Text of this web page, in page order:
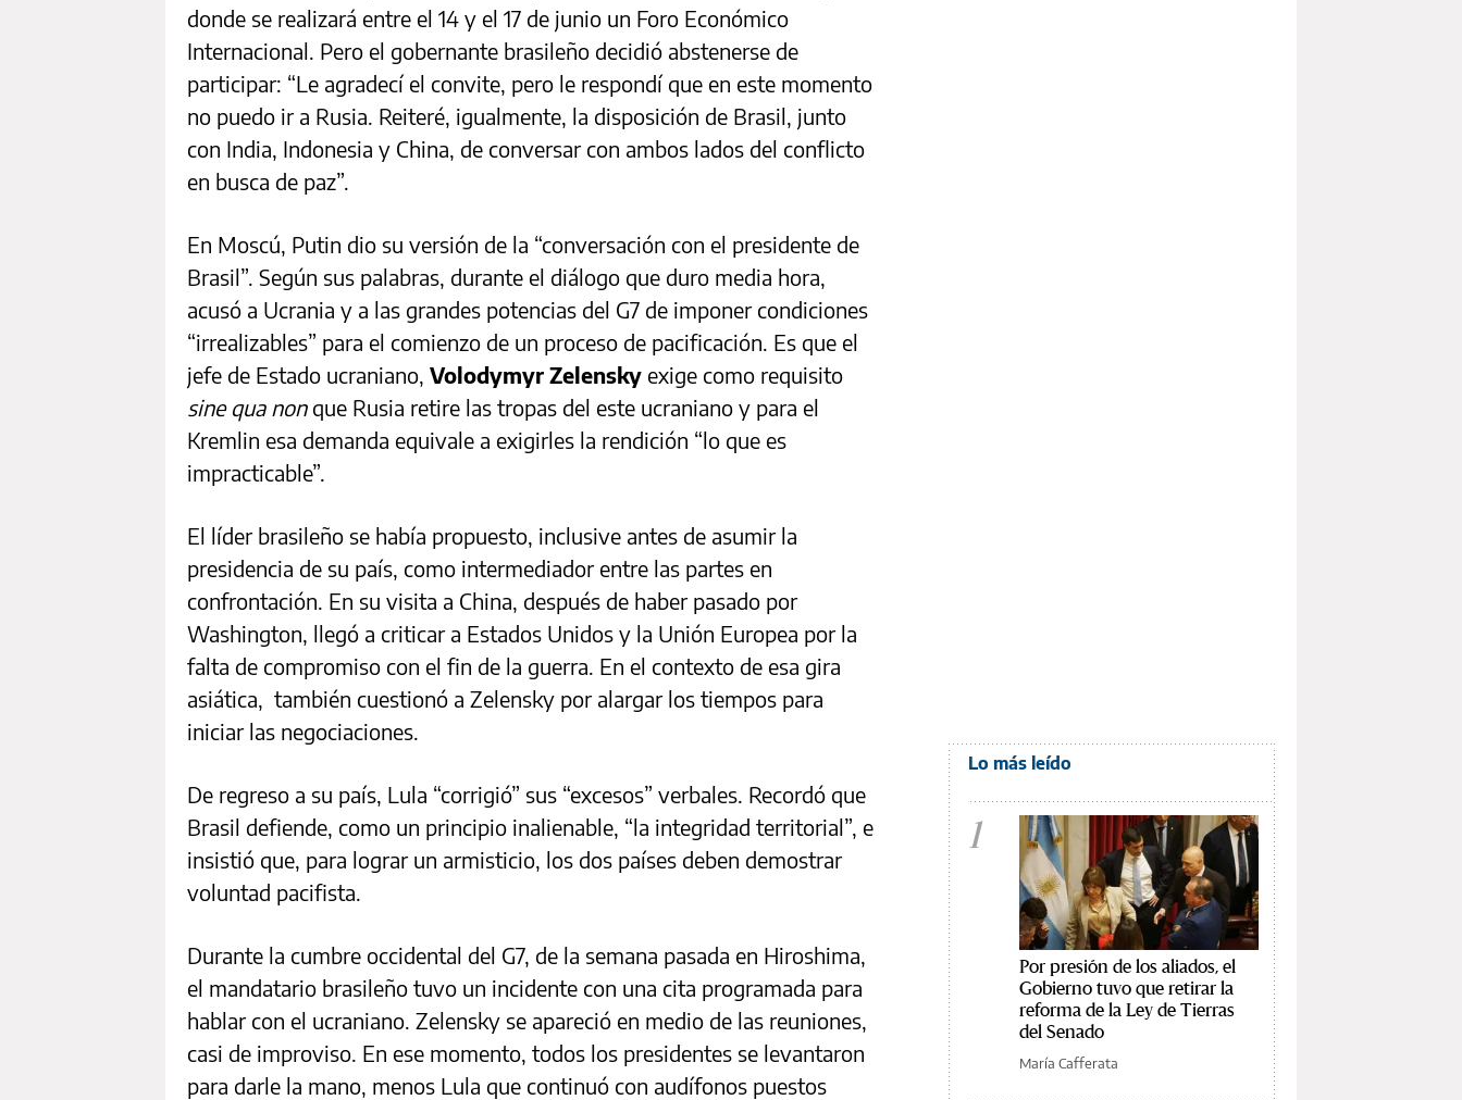
donde se realizará entre el 14 y el 17 de junio un Foro Económico
Internacional. Pero el gobernante brasileño decidió abstenerse de
participar: “Le agradecí el convite, pero le respondí que en este momento
no puedo ir a Rusia. Reiteré, igualmente, la disposición de Brasil, junto
con India, Indonesia y China, de conversar con ambos lados del conflicto
en busca de paz”.
En Moscú, Putin dio su versión de la “conversación con el presidente de
Brasil”. Según sus palabras, durante el diálogo que duro media hora,
acusó a Ucrania y a las grandes potencias del G7 de imponer condiciones
“irrealizables” para el comienzo de un proceso de pacificación. Es que el
jefe de Estado ucraniano, Volodymyr Zelensky exige como requisito
sine qua non que Rusia retire las tropas del este ucraniano y para el
Kremlin esa demanda equivale a exigirles la rendición “lo que es
impracticable”.
El líder brasileño se había propuesto, inclusive antes de asumir la
presidencia de su país, como intermediador entre las partes en
confrontación. En su visita a China, después de haber pasado por
Washington, llegó a criticar a Estados Unidos y la Unión Europea por la
falta de compromiso con el fin de la guerra. En el contexto de esa gira
asiática, también cuestionó a Zelensky por alargar los tiempos para
iniciar las negociaciones.
De regreso a su país, Lula “corrigió” sus “excesos” verbales. Recordó que
Brasil defiende, como un principio inalienable, “la integridad territorial”, e
insistió que, para lograr un armisticio, los dos países deben demostrar
voluntad pacifista.
Durante la cumbre occidental del G7, de la semana pasada en Hiroshima,
el mandatario brasileño tuvo un incidente con una cita programada para
hablar con el ucraniano. Zelensky se apareció en medio de las reuniones,
casi de improviso. En ese momento, todos los presidentes se levantaron
para darle la mano, menos Lula que continuó con audífonos puestos
Lo más leído
1
Por presión de los aliados, el
Gobierno tuvo que retirar la
reforma de la Ley de Tierras
del Senado
María Cafferata